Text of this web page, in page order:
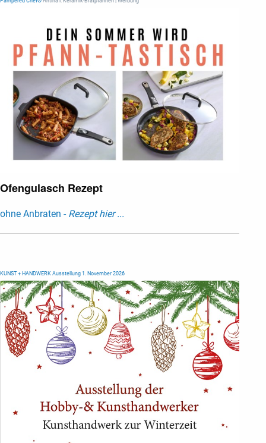
Ofengulasch Rezept
ohne Anbraten - Rezept hier ...
KUNST + HANDWERK Ausstellung 1. November 2026